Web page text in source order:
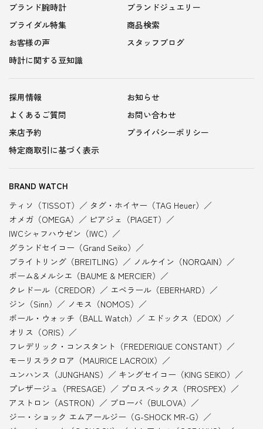
ブランド腕時計
ブランドジュエリー
ブライダル特集
商品検索
お客様の声
スタッフブログ
時計に関する豆知識
採用情報
お知らせ
よくあるご質問
お問い合わせ
来店予約
プライバシーポリシー
特定商取引に基づく表示
BRAND WATCH
ティソ（TISSOT）
タグ・ホイヤー（TAG Heuer）
オメガ（OMEGA）
ピアジェ（PIAGET）
IWCシャフハウゼン（IWC）
グランドセイコー（Grand Seiko）
ブライトリング（BREITLING）
ノルケイン（NORQAIN）
ボーム&メルシエ（BAUME & MERCIER）
クレドール（CREDOR）
エベラール（EBERHARD）
ジン（Sinn）
ノモス（NOMOS）
ボール・ウォッチ（BALL Watch）
エドックス（EDOX）
オリス（ORIS）
フレデリック・コンスタント（FREDERIQUE CONSTANT）
モーリスラクロア（MAURICE LACROIX）
ユンハンス（JUNGHANS）
キングセイコー（KING SEIKO）
プレザージュ（PRESAGE）
プロスペックス（PROSPEX）
アストロン（ASTRON）
ブローバ（BULOVA）
ジー・ショック エムアールジー（G-SHOCK MR-G）